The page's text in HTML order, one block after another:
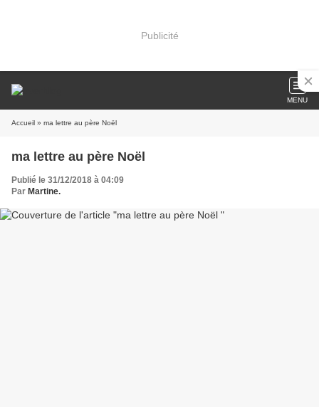
Publicité
MENU
Accueil » ma lettre au père Noël
ma lettre au père Noël
Publié le 31/12/2018 à 04:09
Par Martine.